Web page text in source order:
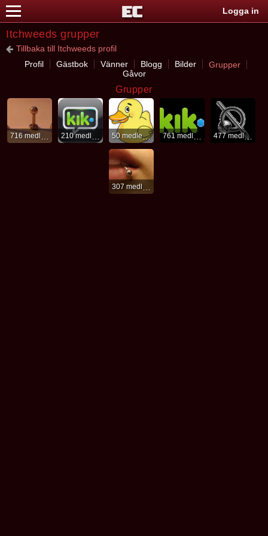
Logga in
Itchweeds grupper
Tillbaka till Itchweeds profil
Profil
Gästbok Vänner Blogg Bilder
Grupper
Gåvor
Grupper
716 medlemmar 50 medlemmar 477 medlemmar